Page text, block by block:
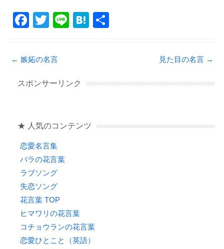
F
c
e
b
k
T
tt
er
Li
H
Post navigation
← 嫉妬の名言 見た目の名言 →
スポンサーリンク
★ 人気のコンテンツ
恋愛名言集
バラの花言葉
ラブソング
失恋ソング
花言葉 TOP
ヒマワリの花言葉
コチョウランの花言葉
恋愛ひとこと（英語）